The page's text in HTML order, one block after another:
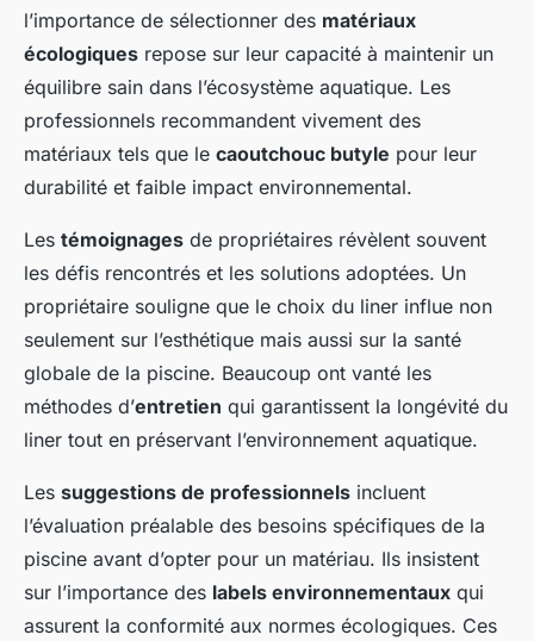
l’importance de sélectionner des matériaux
écologiques repose sur leur capacité à maintenir un
équilibre sain dans l’écosystème aquatique. Les
professionnels recommandent vivement des
matériaux tels que le caoutchouc butyle pour leur
durabilité et faible impact environnemental.
Les témoignages de propriétaires révèlent souvent
les défis rencontrés et les solutions adoptées. Un
propriétaire souligne que le choix du liner influe non
seulement sur l’esthétique mais aussi sur la santé
globale de la piscine. Beaucoup ont vanté les
méthodes d’entretien qui garantissent la longévité du
liner tout en préservant l’environnement aquatique.
Les suggestions de professionnels incluent
l’évaluation préalable des besoins spécifiques de la
piscine avant d’opter pour un matériau. Ils insistent
sur l’importance des labels environnementaux qui
assurent la conformité aux normes écologiques. Ces